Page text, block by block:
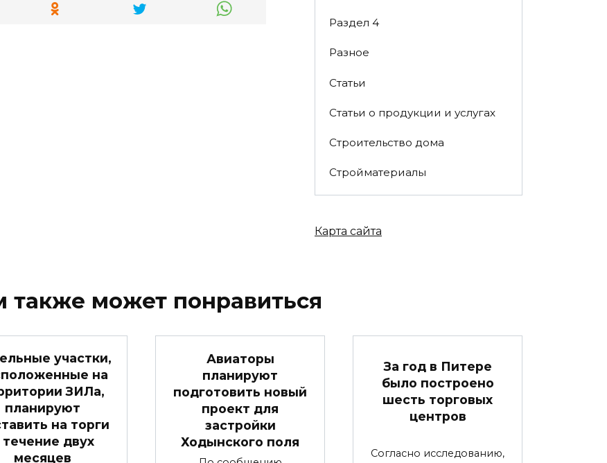
Раздел 4
Разное
Статьи
Статьи o продукции и услугах
Строительство дома
Стройматериалы
Карта сайта
также может понравиться
участки,
на
ЗИЛа,
планируют
на торги
течение двух
месяцев
Авиаторы
планируют
подготовить новый
проект для
застройки
Ходынского поля
За год в Питере
было построено
шесть торговых
центров
Согласно исследованию,